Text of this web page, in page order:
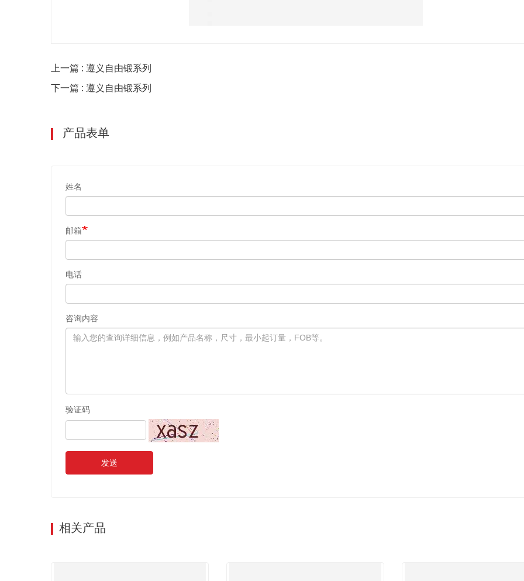
上一篇 : 遵义自由锻系列
下一篇 : 遵义自由锻系列
产品表单
姓名
邮箱
电话
咨询内容
验证码
发送
相关产品